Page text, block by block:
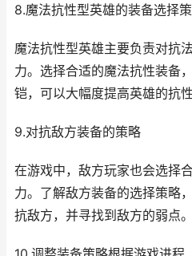
8.魔法抗性型英雄的装备选择
魔法抗性型英雄主要负责对抗
力。选择合适的魔法抗性装备
铠，可以大幅度提高英雄的抗
9.对抗敌方装备的策略
在游戏中，敌方玩家也会选择
力。了解敌方装备的选择策略
抗敌方，并寻找到敌方的弱点。